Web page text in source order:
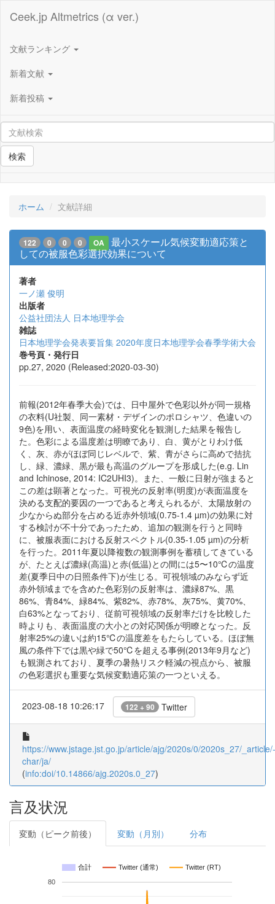
Ceek.jp Altmetrics (α ver.)
文献ランキング
新着文献
新着投稿
検索
ホーム 文献詳細
122 0 0 0 OA
最小スケール気候変動適応策と
しての被服色彩選択効果について
著者
一ノ瀬 俊明
出版者
公益社団法人 日本地理学会
雑誌
日本地理学会発表要旨集 2020年度日本地理学会春季学術大会
巻号頁・発行日
pp.27, 2020 (Released:2020-03-30)
前報(2012年春季大会)では、日中屋外で色彩以外が同一規格
の衣料(U社製、同一素材・デザインのポロシャツ、色違いの
9色)を用い、表面温度の経時変化を観測した結果を報告し
た。色彩による温度差は明瞭であり、白、黄がとりわけ低
く、灰、赤がほぼ同じレベルで、紫、青がさらに高めで拮抗
し、緑、濃緑、黒が最も高温のグループを形成した(e.g. Lin
and Ichinose, 2014: IC2UHI3)。また、一般に日射が強まると
この差は顕著となった。可視光の反射率(明度)が表面温度を
決める支配的要因の一つであると考えられるが、太陽放射の
少なからぬ部分を占める近赤外領域(0.75-1.4 µm)の効果に対
する検討が不十分であったため、追加の観測を行うと同時
に、被服表面における反射スペクトル(0.35-1.05 µm)の分析
を行った。2011年夏以降複数の観測事例を蓄積してきている
が、たとえば濃緑(高温)と赤(低温)との間には5〜10℃の温度
差(夏季日中の日照条件下)が生じる。可視領域のみならず近
赤外領域までを含めた色彩別の反射率は、濃緑87%、黒
86%、青84%、緑84%、紫82%、赤78%、灰75%、黄70%、
白63%となっており、従前可視領域の反射率だけを比較した
時よりも、表面温度の大小との対応関係が明瞭となった。反
射率25%の違いは約15℃の温度差をもたらしている。ほぼ無
風の条件下では黒や緑で50℃を超える事例(2013年9月など)
も観測されており、夏季の暑熱リスク軽減の視点から、被服
の色彩選択も重要な気候変動適応策の一つといえる。
2023-08-18 10:26:17 122 + 90 Twitter
https://www.jstage.jst.go.jp/article/ajg/2020s/0/2020s_27/_article/-
char/ja/
(info:doi/10.14866/ajg.2020s.0_27)
言及状況
変動（ピーク前後） 変動（月別） 分布
合計 Twitter (通常) Twitter (RT)
80